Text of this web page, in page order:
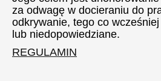
za odwagę w docieraniu do
odkrywanie, tego co wcześniej
lub niedopowiedziane.
REGULAMIN